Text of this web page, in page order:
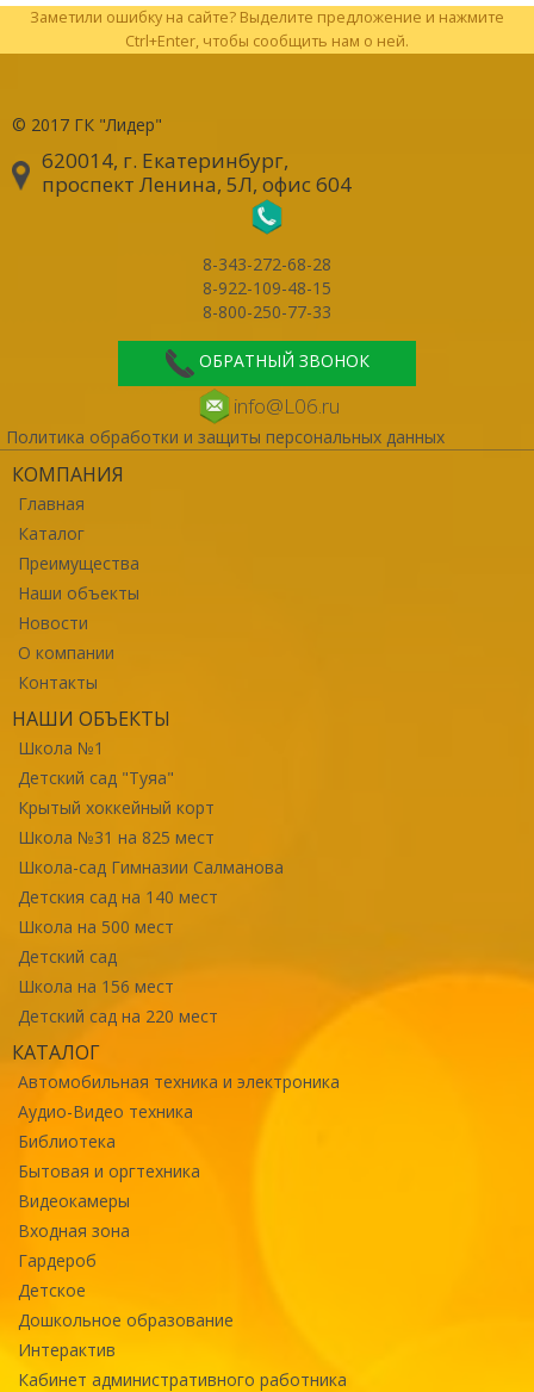
Заметили ошибку на сайте? Выделите предложение и нажмите
Ctrl+Enter, чтобы сообщить нам о ней.
© 2017 ГК "Лидер"
620014, г. Екатеринбург,
проспект Ленина, 5Л, офис 604
8-343-272-68-28
8-922-109-48-15
8-800-250-77-33
ОБРАТНЫЙ ЗВОНОК
info@L06.ru
Политика обработки и защиты персональных данных
КОМПАНИЯ
Главная
Каталог
Преимущества
Наши объекты
Новости
О компании
Контакты
НАШИ ОБЪЕКТЫ
Школа №1
Детский сад "Туяа"
Крытый хоккейный корт
Школа №31 на 825 мест
Школа-сад Гимназии Салманова
Детския сад на 140 мест
Школа на 500 мест
Детский сад
Школа на 156 мест
Детский сад на 220 мест
КАТАЛОГ
Автомобильная техника и электроника
Аудио-Видео техника
Библиотека
Бытовая и оргтехника
Видеокамеры
Входная зона
Гардероб
Детское
Дошкольное образование
Интерактив
Кабинет административного работника